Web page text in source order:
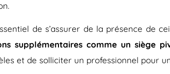
de s’assurer de la présence de
supplémentaires comme un siège
et de solliciter un professionnel pour